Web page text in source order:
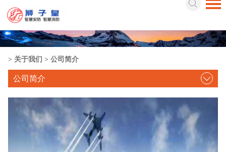
> 关于我们 > 公司简介
公司简介